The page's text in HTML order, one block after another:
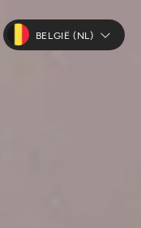
BELGIË (NL)